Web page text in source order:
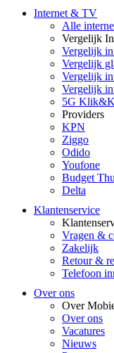
Internet & TV
Alle
Vergelijk
Vergelijk
Vergelijk
Vergelijk
Vergelijk
5G
Providers
KPN
Ziggo
Odido
Youfone
Budget
Delta
Klantenservice
Vragen &
Zakelijk
Retour &
Telefoon
Over ons
Over
Over ons
Vacatures
Nieuws